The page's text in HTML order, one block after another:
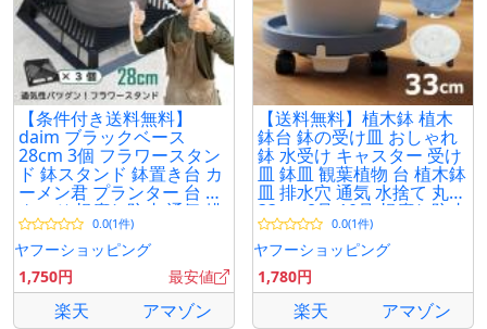
【条件付き送料無料】
daim ブラックベース
28cm 3個 フラワースタン
ド 鉢スタンド 鉢置き台 カ
ーメン君 プランター 台 ス
タンド 根腐れ防止 通気 排
水 第一ビニール
0.0(1件)
ヤフーショッピング
1,750円
最安値
楽天 アマゾン
【送料無料】植木鉢 植木
鉢台 鉢の受け皿 おしゃれ
鉢 水受け キャスター 受け
皿 鉢皿 観葉植物 台 植木鉢
皿 排水穴 通気 水捨て 丸型
33cm 8号 10号 根腐れ防止
プランター0.0(1件)
ヤフーショッピング
1,780円
楽天 アマゾン